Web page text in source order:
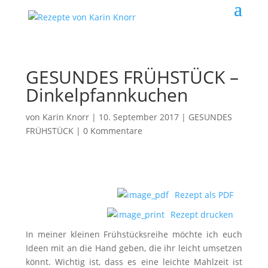
GESUNDES FRÜHSTÜCK –
Dinkelpfannkuchen
von Karin Knorr| 10. September 2017| GESUNDES
FRÜHSTÜCK| 0 Kommentare
Rezept als PDF
Rezept drucken
In meiner kleinen Frühstücksreihe möchte ich euch
Ideen mit an die Hand geben, die ihr leicht umsetzen
könnt. Wichtig ist, dass es eine leichte Mahlzeit ist